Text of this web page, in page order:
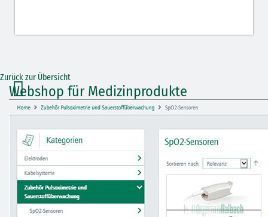
Zurück zur Übersicht
Webshop für Medizinprodukte